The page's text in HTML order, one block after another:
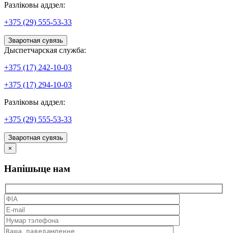
Разліковы аддзел:
+375 (29) 555-53-33
Зваротная сувязь
Дыспетчарская служба:
+375 (17) 242-10-03
+375 (17) 294-10-03
Разліковы аддзел:
+375 (29) 555-53-33
Зваротная сувязь
×
Напішыце нам